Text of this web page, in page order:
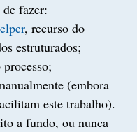
fazer:
, recurso do
estruturados;
(embora
este trabalho).
a fundo, ou nunca